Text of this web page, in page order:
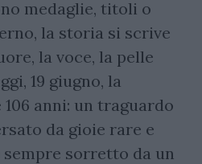
medaglie, titoli o
la storia si scrive
la voce, la pelle
19 giugno, la
anni: un traguardo
da gioie rare e
sorretto da un